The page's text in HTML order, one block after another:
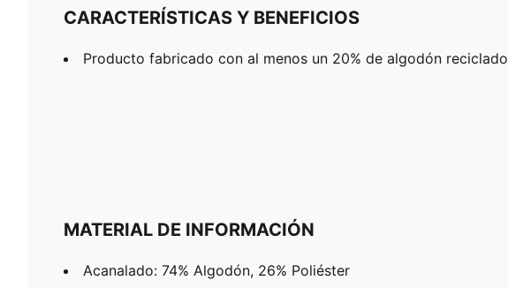
CARACTERÍSTICAS Y BENEFICIOS
Producto fabricado con al menos un 20% de algodón reciclado
MATERIAL DE INFORMACIÓN
Acanalado: 74% Algodón, 26% Poliéster